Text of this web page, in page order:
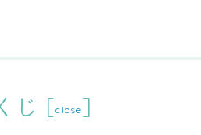
じ [close ]